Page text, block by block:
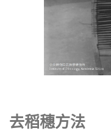
去稻穗方法